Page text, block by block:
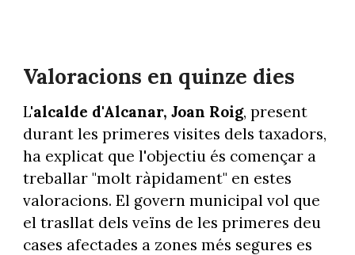
Valoracions en quinze dies
L'alcalde d'Alcanar, Joan Roig, present
durant les primeres visites dels taxadors,
ha explicat que l'objectiu és començar a
treballar "molt ràpidament" en estes
valoracions. El govern municipal vol que
el trasllat dels veïns de les primeres deu
cases afectades a zones més segures es